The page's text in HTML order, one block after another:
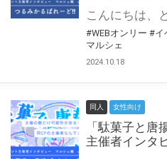
#WEBオンリー #イ
マルシェ
2024.10.18
同人 女性向け
「駄菓子と唐
主催者インタ